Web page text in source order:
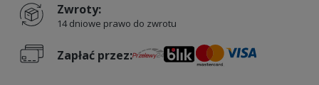
Zwroty:
14 dniowe prawo do zwrotu
Zapłać przez: